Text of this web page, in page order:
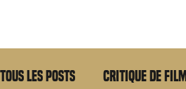
Tous les posts Critique de film